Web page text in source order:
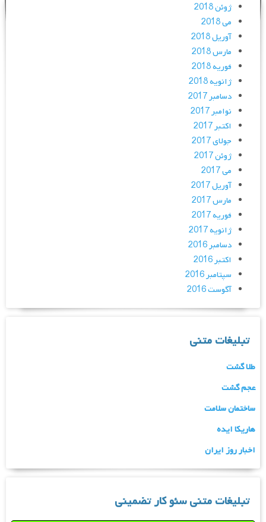
ژوئن 2018
می 2018
آوریل 2018
مارس 2018
فوریه 2018
ژانویه 2018
دسامبر 2017
نوامبر 2017
اکتبر 2017
جولای 2017
ژوئن 2017
می 2017
آوریل 2017
مارس 2017
فوریه 2017
ژانویه 2017
دسامبر 2016
اکتبر 2016
سپتامبر 2016
آگوست 2016
تبلیغات متنی
طلا گشت
عجم گشت
ساختمان سلامت
هاریکا ایده
اخبار روز ایران
تبلیغات متنی سئو کار تضمینی